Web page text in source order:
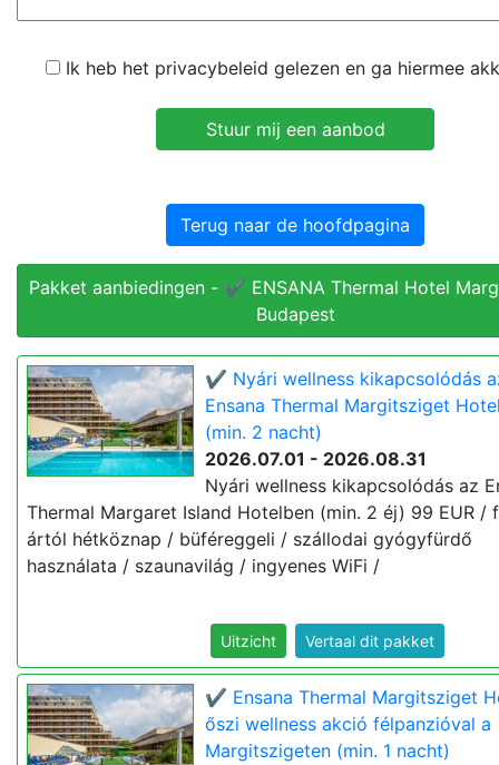
Ik heb het privacybeleid gelezen en ga hiermee
Terug naar de hoofdpagina
Pakket aanbiedingen - ✔️ ENSANA Thermal Hotel
Budapest
✔️ Nyári wellness kikapcsolódás
Ensana Thermal Margitsziget
(min. 2 nacht)
2026.07.01 - 2026.08.31
Nyári wellness kikapcsolódás az
Thermal Margaret Island Hotelben (min. 2 éj) 99 EUR /
ártól hétköznap / büféreggeli / szállodai gyógyfürdő
használata / szaunavilág / ingyenes WiFi /
Uitzicht Vertaal dit pakket
✔️ Ensana Thermal Margitsziget
őszi wellness akció félpanzióval a
Margitszigeten (min. 1 nacht)